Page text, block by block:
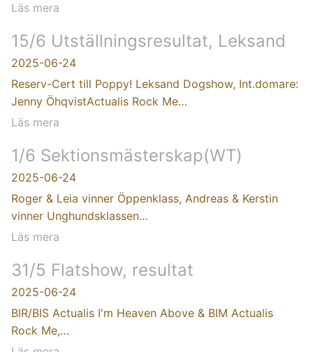
Läs mera
15/6 Utställningsresultat, Leksand
2025-06-24
Reserv-Cert till Poppy! Leksand Dogshow, Int.domare:
Jenny ÖhqvistActualis Rock Me…
Läs mera
1/6 Sektionsmästerskap(WT)
2025-06-24
Roger & Leia vinner Öppenklass, Andreas & Kerstin
vinner Unghundsklassen…
Läs mera
31/5 Flatshow, resultat
2025-06-24
BIR/BIS Actualis I'm Heaven Above & BIM Actualis
Rock Me,…